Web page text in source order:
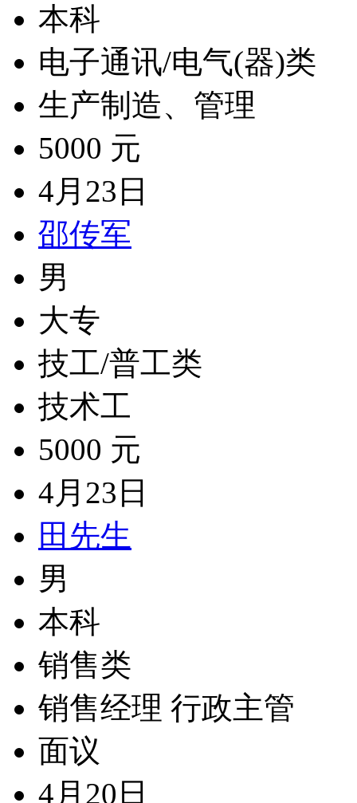
本科
电子通讯/电气(器)类
生产制造、管理
5000 元
4月23日
邵传军
男
大专
技工/普工类
技术工
5000 元
4月23日
田先生
男
本科
销售类
销售经理 行政主管
面议
4月20日